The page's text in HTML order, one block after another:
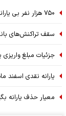
۷۵۰ هزار نفر بی یارانه شدند + جزئیات
سقف تراکنش‌های
جزئیات مبلغ واریزی
یارانه نقدی اسفند
معیار حذف یارانه